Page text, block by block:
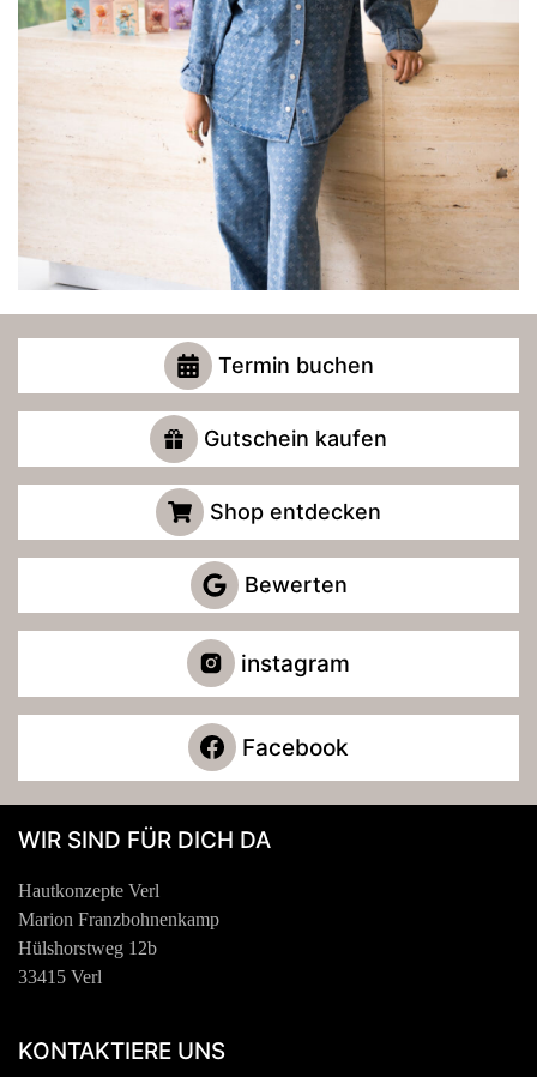
Termin buchen
Gutschein kaufen
Shop entdecken
Bewerten
instagram
Facebook
WIR SIND FÜR DICH DA
Hautkonzepte Verl
Marion Franzbohnenkamp
Hülshorstweg 12b
33415 Verl
KONTAKTIERE UNS